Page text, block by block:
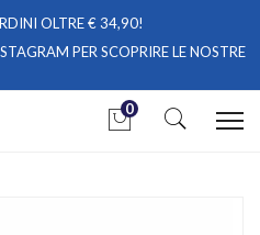
OLTRE € 34,90!
PER SCOPRIRE LE NOSTRE
0